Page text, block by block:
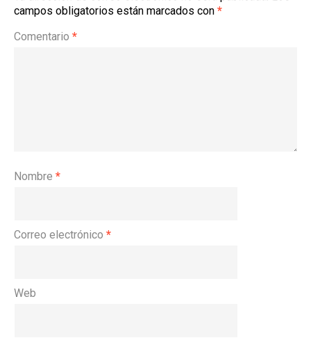
campos obligatorios están marcados con *
Comentario *
Nombre *
Correo electrónico *
Web